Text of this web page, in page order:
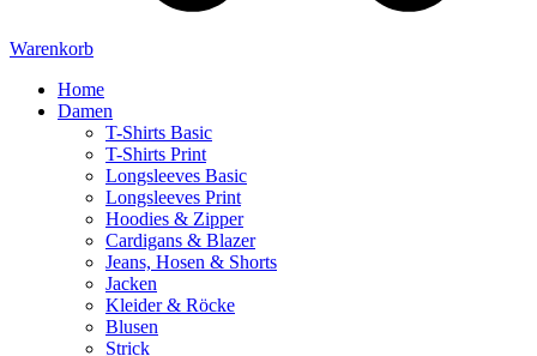
Warenkorb
Home
Damen
T-Shirts Basic
T-Shirts Print
Longsleeves Basic
Longsleeves Print
Hoodies & Zipper
Cardigans & Blazer
Jeans, Hosen & Shorts
Jacken
Kleider & Röcke
Blusen
Strick